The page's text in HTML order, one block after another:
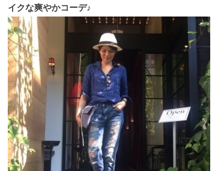
イクな爽やかコーデ♪